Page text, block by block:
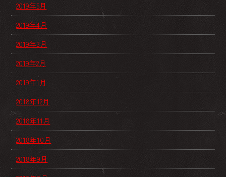
2019年5月
2019年4月
2019年3月
2019年2月
2019年1月
2018年12月
2018年11月
2018年10月
2018年9月